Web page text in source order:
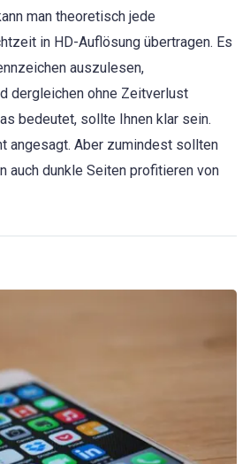
man theoretisch jede
in HD-Auflösung übertragen. Es
auszulesen,
dergleichen ohne Zeitverlust
bedeutet, sollte Ihnen klar sein.
angesagt. Aber zumindest sollten
auch dunkle Seiten profitieren von